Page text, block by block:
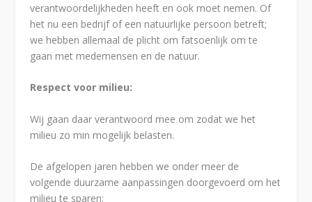
verantwoordelijkheden heeft en ook moet nemen. Of
het nu een bedrijf of een natuurlijke persoon betreft;
we hebben allemaal de plicht om fatsoenlijk om te
gaan met medemensen en de natuur.
Respect voor milieu:
Wij gaan daar verantwoord mee om zodat we het
milieu zo min mogelijk belasten.
De afgelopen jaren hebben we onder meer de
volgende duurzame aanpassingen doorgevoerd om het
milieu te sparen: